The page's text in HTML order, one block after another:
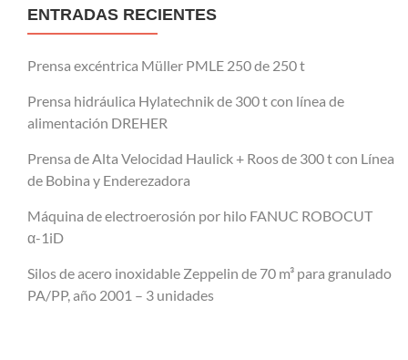
ENTRADAS RECIENTES
Prensa excéntrica Müller PMLE 250 de 250 t
Prensa hidráulica Hylatechnik de 300 t con línea de
alimentación DREHER
Prensa de Alta Velocidad Haulick + Roos de 300 t con Línea
de Bobina y Enderezadora
Máquina de electroerosión por hilo FANUC ROBOCUT
α-1iD
Silos de acero inoxidable Zeppelin de 70 m³ para granulado
PA/PP, año 2001 – 3 unidades